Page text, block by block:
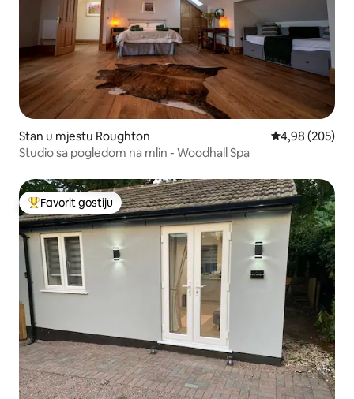
Stan u mjestu Roughton prosječna
4,98 (205)
Studio sa pogledom na mlin - Woodhall Spa
Glavni favorit gostiju
Favorit gostiju